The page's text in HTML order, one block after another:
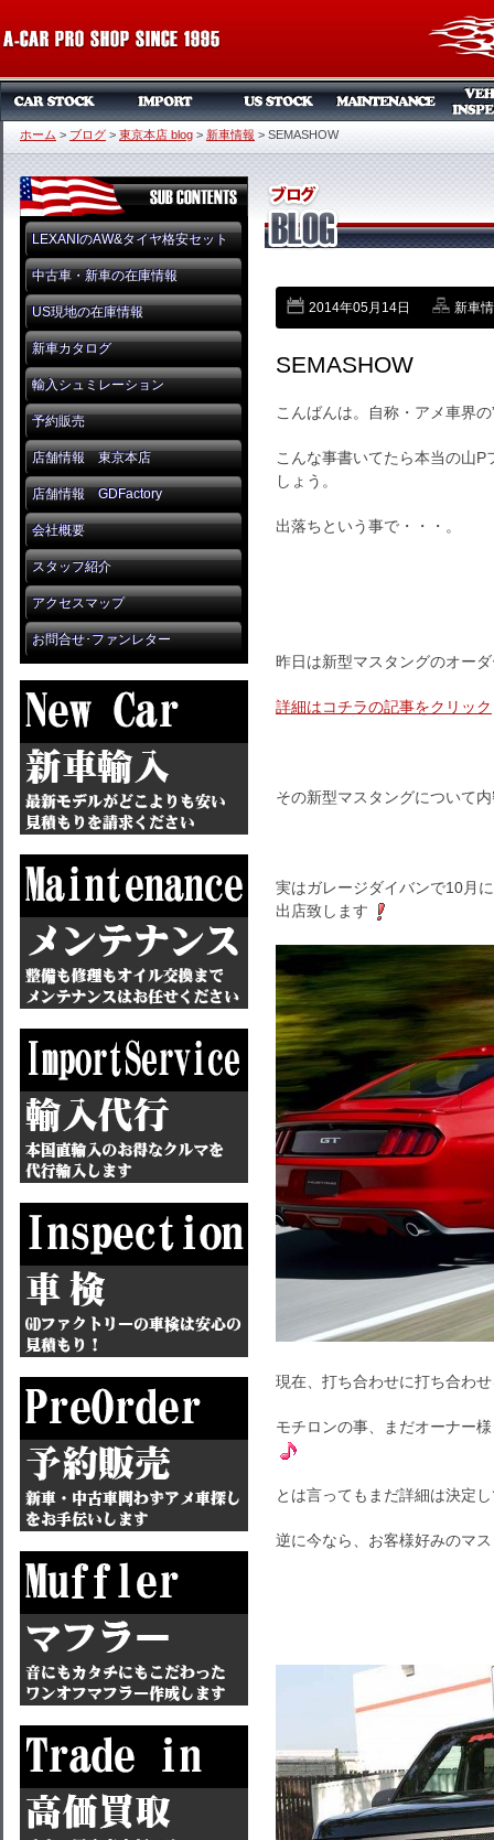
ホーム > ブログ > 東京本店 blog > 新車情報 > SEMASHOW
LEXANIのAW&タイヤ格安セット
中古車・新車の在庫情報
US現地の在庫情報
新車カタログ
輸入シュミレーション
予約販売
店舗情報 東京本店
店舗情報 GDFactory
会社概要
スタッフ紹介
アクセスマップ
お問合せ･ファンレター
2014年05月14日 新車
SEMASHOW
こんばんは。自称・アメ車界
こんな事書いてたら本当の山
しょう。
出落ちという事で・・・。
昨日は新型マスタングのオー
詳細はコチラの記事をクリック
その新型マスタングについて
実はガレージダイバンで10月
出店致します
現在、打ち合わせに打ち合わ
モチロンの事、まだオーナー
とは言ってもまだ詳細は決定
逆に今なら、お客様好みのマ